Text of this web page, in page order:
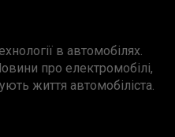
в автомобілях.
про електромобілі,
життя автомобіліста.